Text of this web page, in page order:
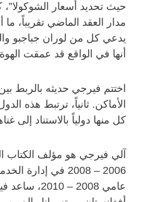
حيث تحديد أسعار الشوكولا”،
مدار العقد الماضي تقريباً،
يدعي كل من لوران جباجبو
أنها في الواقع قد عمقت
اختتم فيرجي حديثه بالربط
الأماكن. ثانياً، ترتبط هذه
كل منها دولياً بالاستناد إلى
آلي فيرجي هو مؤلف الكتاب
2006 – 2008 في
عامي